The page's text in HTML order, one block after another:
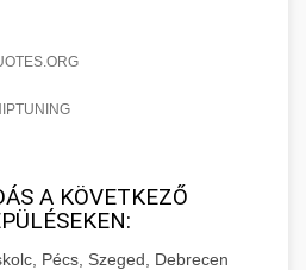
hoznak.
stratégiai tervrajz
utat a küzdő praxistól a
150%-os növekedéssel.
történet
os Fokozása
a páciensek
elkötelezettségének drámai
150%-os fellendülési
betekintésekkel.
Ads és Meta
Kezelés
A KÖVETKEZŐ
Pécs, Szeged, Debrecen